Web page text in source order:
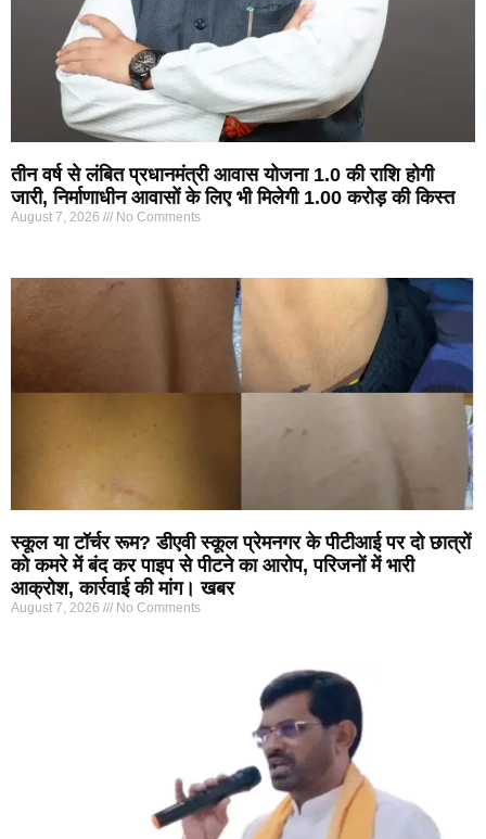
तीन वर्ष से लंबित प्रधानमंत्री आवास योजना 1.0 की राशि होगी
जारी, निर्माणाधीन आवासों के लिए भी मिलेगी 1.00 करोड़ की किस्त
August 7, 2026 No Comments
स्कूल या टॉर्चर रूम? डीएवी स्कूल प्रेमनगर के पीटीआई पर दो छात्रों
को कमरे में बंद कर पाइप से पीटने का आरोप, परिजनों में भारी
आक्रोश, कार्रवाई की मांग। खबर
August 7, 2026 No Comments